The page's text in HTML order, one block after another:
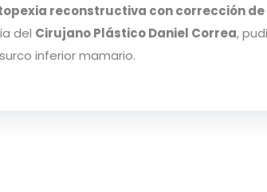
reconstructiva con corrección
del Cirujano Plástico Daniel Correa,
inferior mamario.